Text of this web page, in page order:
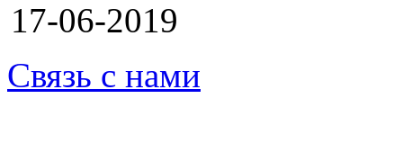
17-06-2019
Связь с нами